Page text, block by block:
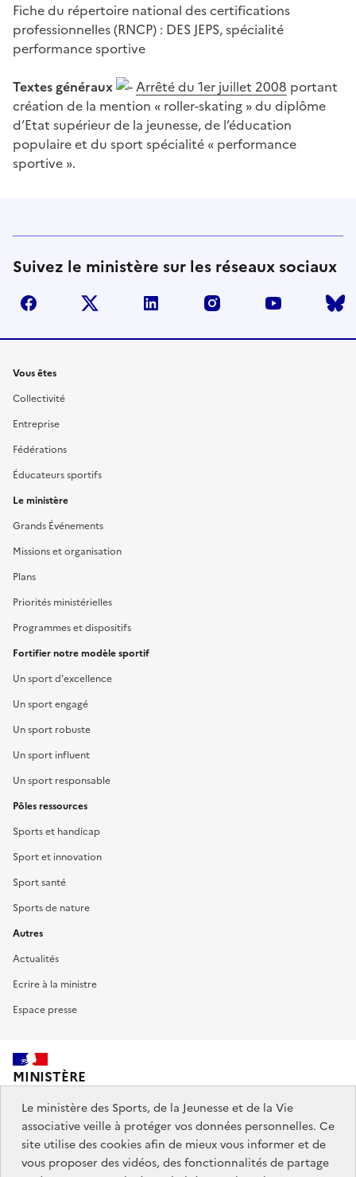
Fiche du répertoire national des certifications
professionnelles (RNCP) : DES JEPS, spécialité
performance sportive
Textes généraux
Arrêté du 1er juillet 2008 portant
création de la mention « roller-skating » du diplôme
d’Etat supérieur de la jeunesse, de l’éducation
populaire et du sport spécialité « performance
sportive ».
Suivez le ministère sur les réseaux sociaux
facebook twitter linkedin instagram youtube
Liens
Vous êtes
Collectivité
Entreprise
Fédérations
Éducateurs sportifs
Le ministère
Grands Événements
Missions et organisation
Plans
Priorités ministérielles
Programmes et dispositifs
Fortifier notre modèle sportif
Un sport d'excellence
Un sport engagé
Un sport robuste
Un sport influent
Un sport responsable
Pôles ressources
Sports et handicap
Sport et innovation
Sport santé
Sports de nature
Autres
Actualités
Ecrire à la ministre
Espace presse
MINISTÈRE
DES SPORTS,
DE LA JEUNESSE
ET DE LA VIE ASSOCIATIVE
Le ministère des Sports, de la Jeunesse et de la Vie
associative veille à protéger vos données personnelles. Ce
site utilise des cookies afin de mieux vous informer et de
vous proposer des vidéos, des fonctionnalités de partage